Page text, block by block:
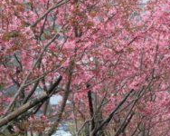
教
育
園